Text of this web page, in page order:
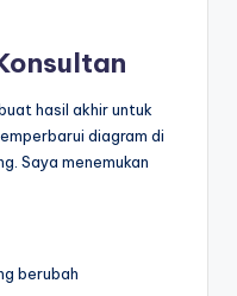
hasil akhir untuk
diagram di
Saya menemukan
berubah